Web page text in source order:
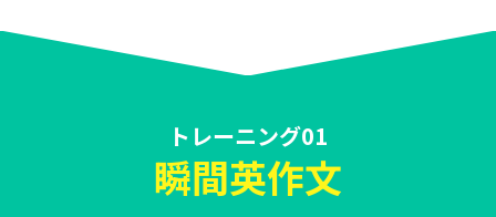
トレーニング01
瞬間英作文